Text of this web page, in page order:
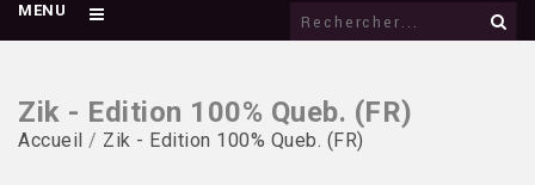
MENU
Zik - Edition 100% Queb. (FR)
Accueil / Zik - Edition 100% Queb. (FR)